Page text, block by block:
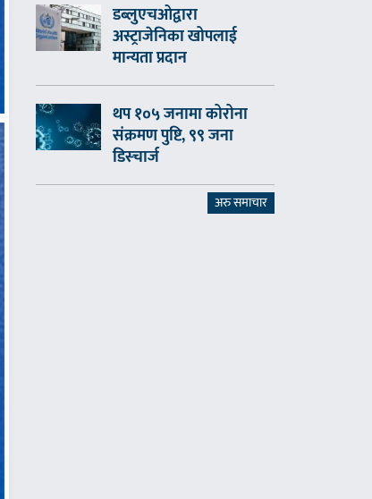
डब्लुएचओद्वारा
अस्ट्राजेनिका खोपलाई
मान्यता प्रदान
थप १०५ जनामा कोरोना
संक्रमण पुष्टि, ९९ जना
डिस्चार्ज
अरु समाचार